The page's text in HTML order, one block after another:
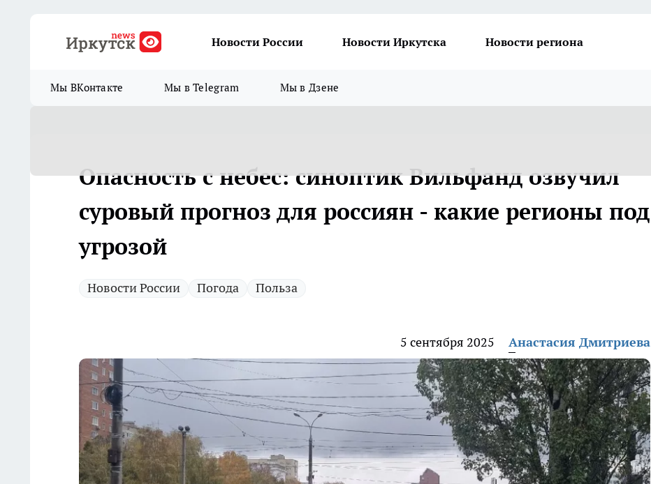
Новости России Новости Иркутска Новости региона
Мы ВКонтакте Мы в Telegram Мы в Дзене
Опасность с небес: синоптик Вильфанд озвучил
суровый прогноз для россиян - какие регионы под
угрозой
Новости России Погода Польза
5 сентября 2025 Анастасия Дмитриева